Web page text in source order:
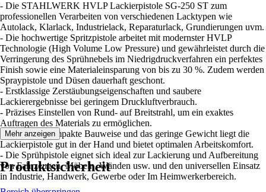
- Die STAHLWERK HVLP Lackierpistole SG-250 ST zum
professionellen Verarbeiten von verschiedenen Lacktypen wie
Autolack, Klarlack, Industrielack, Reparaturlack, Grundierungen uvm.
- Die hochwertige Spritzpistole arbeitet mit modernster HVLP
Technologie (High Volume Low Pressure) und gewährleistet durch die
Verringerung des Sprühnebels im Niedrigdruckverfahren ein perfektes
Finish sowie eine Materialeinsparung von bis zu 30 %. Zudem werden
Spraypistole und Düsen dauerhaft geschont.
- Erstklassige Zerstäubungseigenschaften und saubere
Lackierergebnisse bei geringem Druckluftverbrauch.
- Präzises Einstellen von Rund- auf Breitstrahl, um ein exaktes
Auftragen des Materials zu ermöglichen.
- Durch die kompakte Bauweise und das geringe Gewicht liegt die
Lackierpistole gut in der Hand und bietet optimalen Arbeitskomfort.
- Die Sprühpistole eignet sich ideal zur Lackierung und Aufbereitung
von Fahrzeugen, Möbeln, Wänden usw. und den universellen Einsatz
in Industrie, Handwerk, Gewerbe oder Im Heimwerkerbereich.
Mehr anzeigen
Produktsicherheit